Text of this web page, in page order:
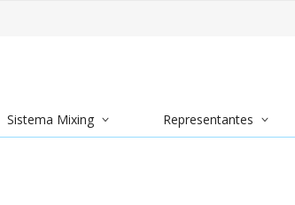
Sistema Mixing Representantes